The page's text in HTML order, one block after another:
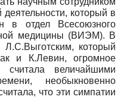
который в
в отдел Всесоюзного
медицины (ВИЭМ). В
который
и К.Левин, огромное
величайшими
необыкновенно
что эти симпатии